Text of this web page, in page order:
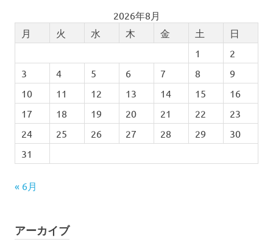
2026年8月
月
火 水 木 金 土
日
1
2
3
4 5 6 7 8
9
10
11 12 13 14 15
16
17
18 19 20 21 22
23
24
25 26 27 28 29
30
31
« 6月
アーカイブ